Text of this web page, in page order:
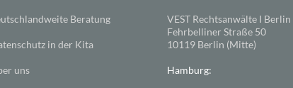
Beratung
in der Kita
uns
VEST Rechtsanwälte I Berlin
Fehrbelliner Straße 50
10119 Berlin (Mitte)
Hamburg: